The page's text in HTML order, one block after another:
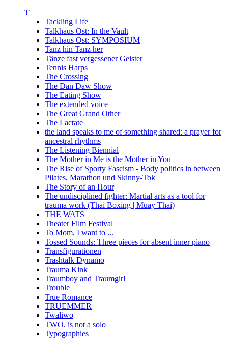
T
Tackling Life
Talkhaus Ost: In the Vault
Talkhaus Ost: SYMPOSIUM
Tanz hin Tanz her
Tänze fast vergessener Geister
Tennis Harps
The Crossing
The Dan Daw Show
The Eating Show
The extended voice
The Great Grand Other
The Lactate
the land speaks to me of something shared: a prayer for
ancestral rhythms
The Listening Biennial
The Mother in Me is the Mother in You
The Rise of Sporty Fascism - Body politics in between
Pilates, Marathon und Skinny-Tok
The Story of an Hour
The undisciplined fighter: Martial arts as a tool for
trauma work (Thai Boxing | Muay Thai)
THE WATS
Theater Film Festival
To Mom, I want to ...
Tossed Sounds: Three pieces for absent inner piano
Transfigurationen
Trashtalk Dynamo
Trauma Kink
Traumboy and Traumgirl
Trouble
True Romance
TRUEMMER
Twaliwo
TWO. is not a solo
Typographies